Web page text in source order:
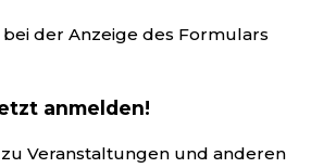
der Anzeige des Formulars
anmelden!
Veranstaltungen und anderen